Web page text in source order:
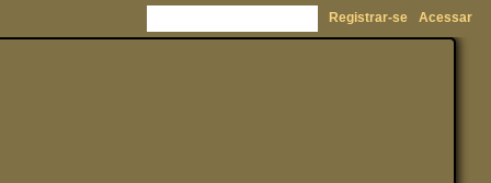
Registrar-se Acessar